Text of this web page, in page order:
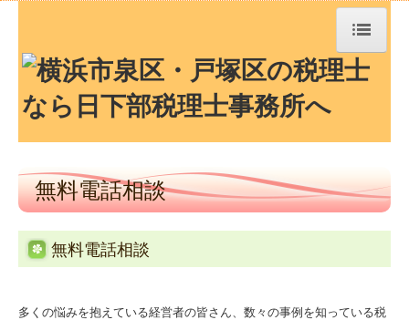
トップページ
社長メニューASP版
経営者お役立ち情報
お知らせ
無料電話相談
無料電話相談
多くの悩みを抱えている経営者の皆さん、数々の事例を知っている税